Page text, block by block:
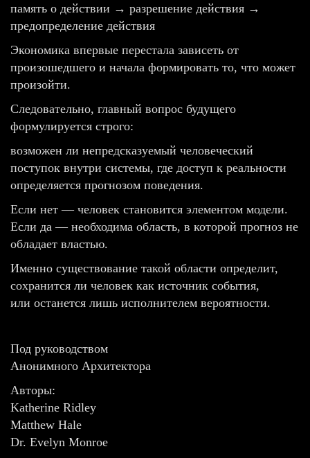
память о действии → разрешение действия →
предопределение действия
Экономика впервые перестала зависеть от
произошедшего и начала формировать то, что может
произойти.
Следовательно, главный вопрос будущего
формулируется строго:
возможен ли непредсказуемый человеческий
поступок внутри системы, где доступ к реальности
определяется прогнозом поведения.
Если нет — человек становится элементом модели.
Если да — необходима область, в которой прогноз не
обладает властью.
Именно существование такой области определит,
сохранится ли человек как источник события,
или останется лишь исполнителем вероятности.
Под руководством
Анонимного Архитектора
Авторы:
Katherine Ridley
Matthew Hale
Dr. Evelyn Monroe